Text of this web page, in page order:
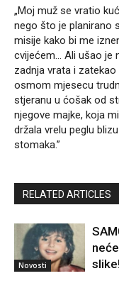
„Moj muž se vratio
nego što je planirano
misije kako bi me
cvijećem… Ali ušao je
zadnja vrata i zatekao
osmom mjesecu
stjeranu u ćošak od
njegove majke, koja
držala vrelu peglu blizu
stomaka.”
RELATED ARTICLES
Novosti
slike!